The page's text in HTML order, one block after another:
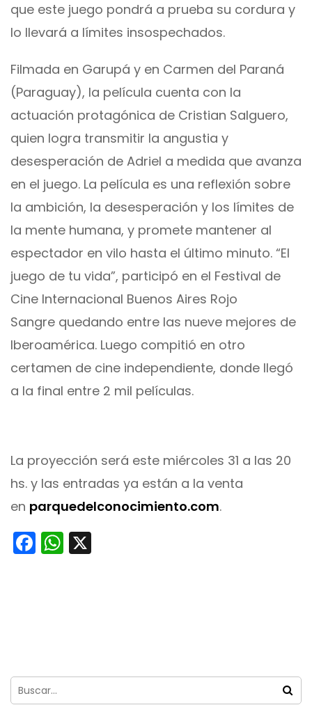
que este juego pondrá a prueba su cordura y
lo llevará a límites insospechados.
Filmada en Garupá y en Carmen del Paraná
(Paraguay), la película cuenta con la
actuación protagónica de Cristian Salguero,
quien logra transmitir la angustia y
desesperación de Adriel a medida que avanza
en el juego. La película es una reflexión sobre
la ambición, la desesperación y los límites de
la mente humana, y promete mantener al
espectador en vilo hasta el último minuto. “El
juego de tu vida”, participó en el Festival de
Cine Internacional Buenos Aires Rojo
Sangre quedando entre las nueve mejores de
Iberoamérica. Luego compitió en otro
certamen de cine independiente, donde llegó
a la final entre 2 mil películas.
La proyección será este miércoles 31 a las 20
hs. y las entradas ya están a la venta
en parquedelconocimiento.com.
Facebook
WhatsApp